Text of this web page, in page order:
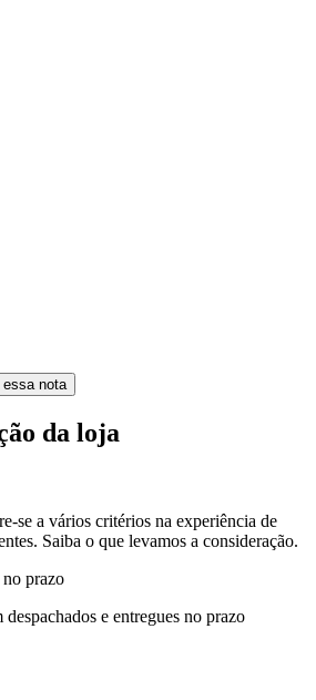
nota
da loja
se a vários critérios na experiência de
Saiba o que levamos a consideração.
no prazo
e entregues no prazo